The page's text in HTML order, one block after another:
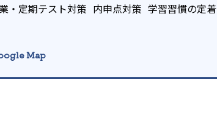
・定期テスト対策 内申点対策 学習習慣の定着
Map